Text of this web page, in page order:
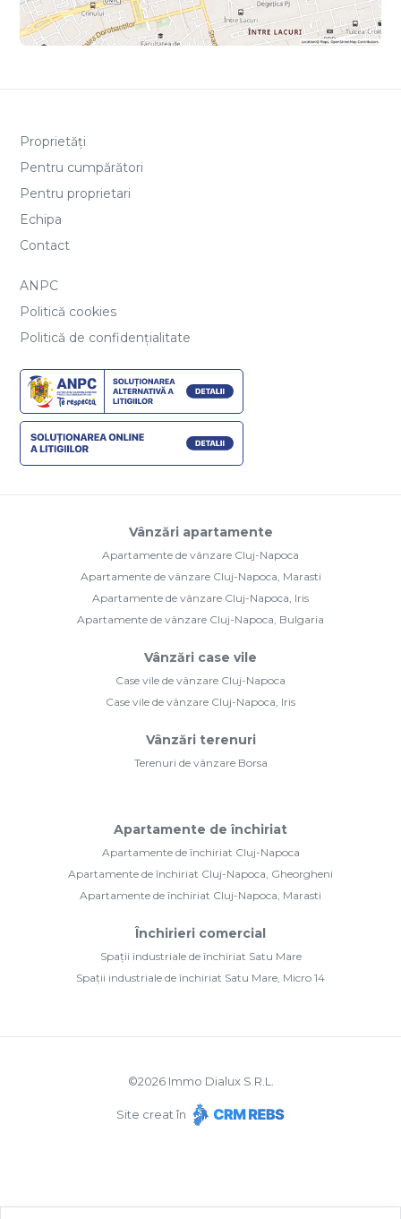
Proprietăți
Pentru cumpărători
Pentru proprietari
Echipa
Contact
ANPC
Politică cookies
Politică de confidențialitate
Vânzări apartamente
Apartamente de vânzare Cluj-Napoca
Apartamente de vânzare Cluj-Napoca, Marasti
Apartamente de vânzare Cluj-Napoca, Iris
Apartamente de vânzare Cluj-Napoca, Bulgaria
Vânzări case vile
Case vile de vânzare Cluj-Napoca
Case vile de vânzare Cluj-Napoca, Iris
Vânzări terenuri
Terenuri de vânzare Borsa
Apartamente de închiriat
Apartamente de închiriat Cluj-Napoca
Apartamente de închiriat Cluj-Napoca, Gheorgheni
Apartamente de închiriat Cluj-Napoca, Marasti
Închirieri comercial
Spații industriale de închiriat Satu Mare
Spații industriale de închiriat Satu Mare, Micro 14
©2026Immo Dialux S.R.L.
Site creat în